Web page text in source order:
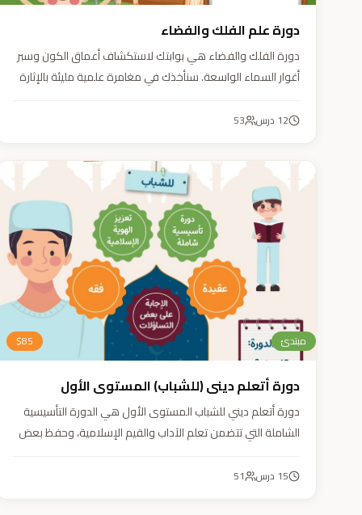
دورة علم الفلك والفضاء
دورة الفلك والفضاء هي بوابتك لاستكشاف أعماق الكون وسبر
أغوار السماء الواسعة. سنأخذك في مغامرة علمية مليئة بالإثارة
تنير عقلك وتثري خيالك، لتمنحك رؤية جديدة للكون وتفتح لك
12 درس 53
مبتدئ $85
دورة أتعلم ديني (للشباب) المستوى الأول
دورة أتعلم ديني للشباب المستوى الأول هي الدورة التأسيسية
الشاملة التي تتضمن تعلم الآداب والقيم الإسلامية، وحفظ بعض
السيرة النبوية (فقه، عقيدة، سيرة).
15 درس 51